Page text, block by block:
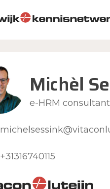
Michèl
e-HRM consultant
+31316740115